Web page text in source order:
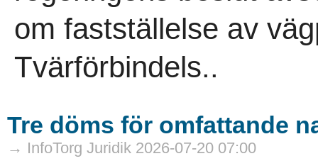
om fastställelse av
Tvärförbindels..
Tre döms för omfattande
→ InfoTorg Juridik 2026-07-20 07:00